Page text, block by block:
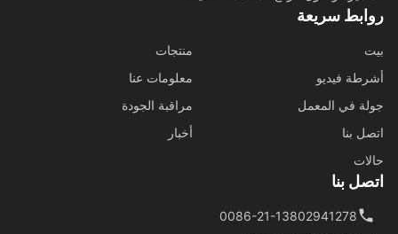
سريعة
منتجات
فيديو
معلومات عنا
في المعمل
مراقبة الجودة
بنا
بنا
0086-21-13802941278